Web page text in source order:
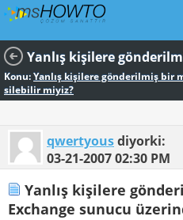
Konu:Yanlış kişilere gönderilmiş bir
silebilir miyiz?
qwertyousdiyorki:
03-21-200702:30 PM
Yanlış kişilere
Exchange sunucu